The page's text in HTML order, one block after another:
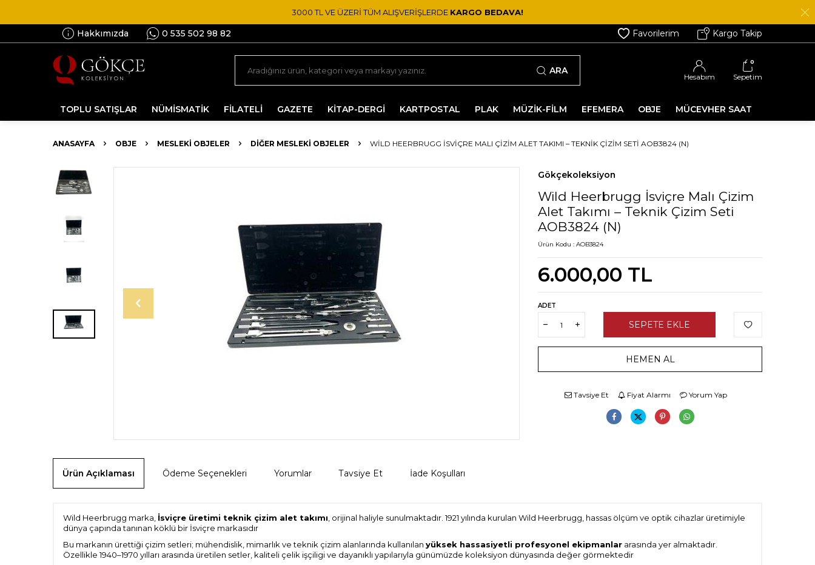
3000 TL VE ÜZERİ TÜM ALIŞVERİŞLERDE KARGO BEDAVA!
Hakkımızda 0 535 502 98 82 Favorilerim Kargo Takip
ARA
Hesabım
0
Sepetim
TOPLU SATIŞLAR NÜMİSMATİK FİLATELİ GAZETE KİTAP-DERGİ KARTPOSTAL PLAK MÜZİK-FİLM EFEMERA OBJE MÜCEVHER SAAT
ANASAYFA OBJE MESLEKI OBJELER DIĞER MESLEKI OBJELER WILD HEERBRUGG İSVIÇRE MALI ÇIZIM ALET TAKIMI – TEKNIK ÇIZIM SETI AOB3824 (N)
Gökçekoleksiyon
Wild Heerbrugg İsviçre Malı Çizim
Alet Takımı – Teknik Çizim Seti
AOB3824 (N)
Ürün Kodu : AOB3824
6.000,00 TL
ADET
SEPETE EKLE
HEMEN AL
Tavsiye Et Fiyat Alarmı Yorum Yap
Ürün Açıklaması Ödeme Seçenekleri Yorumlar Tavsiye Et İade Koşulları
Wild Heerbrugg marka, İsviçre üretimi teknik çizim alet takımı , orijinal haliyle sunulmaktadır. 1921 yılında kurulan Wild Heerbrugg, hassas ölçüm ve optik cihazlar üretimiyle
dünya çapında tanınan köklü bir İsviçre markasıdır
Bu markanın ürettiği çizim setleri; mühendislik, mimarlık ve teknik çizim alanlarında kullanılan yüksek hassasiyetli profesyonel ekipmanlar arasında yer almaktadır.
Özellikle 1940–1970 yılları arasında üretilen setler, kaliteli çelik işçiligi ve dayanıklı yapılarıyla günümüzde koleksiyon dünyasında değer görmektedir